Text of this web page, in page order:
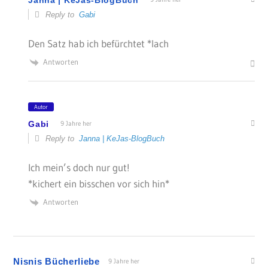
Reply toGabi
Den Satz hab ich befürchtet *lach
Antworten
Autor
Gabi 9 Jahre her
Reply toJanna | KeJas-BlogBuch
Ich mein’s doch nur gut!
*kichert ein bisschen vor sich hin*
Antworten
Nisnis Bücherliebe 9 Jahre her